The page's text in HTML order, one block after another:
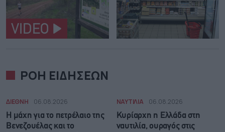
VIDEO
ΡΟΗ ΕΙΔΗΣΕΩΝ
ΔΙΕΘΝΗ 06.08.2026
Η μάχη για το πετρέλαιο της
Βενεζουέλας και το
ΝΑΥΤΙΛΙΑ 06.08.2026
Κυρίαρχη η Ελλάδα στη
ναυτιλία, ουραγός στις